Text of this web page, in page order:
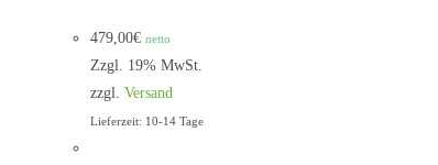
479,00€ netto
Zzgl. 19% MwSt.
zzgl. Versand
Lieferzeit: 10-14 Tage